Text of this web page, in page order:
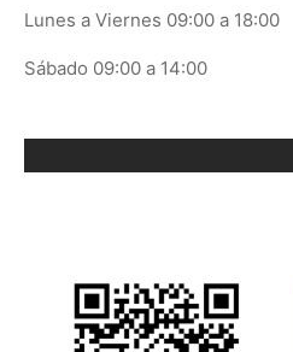
Lunes a Viernes 09:00 a 18:00
Sábado 09:00 a 14:00